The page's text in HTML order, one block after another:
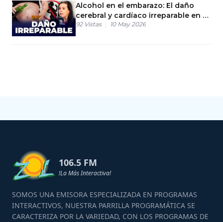
Alcohol en el embarazo: El daño
cerebral y cardíaco irreparable en el
bebé
92 Vistas 10 May 2026
106.5 FM
!La Más Interactiva!
SOMOS UNA EMISORA ESPECIALIZADA EN PROGRAMAS
INTERACTIVOS, NUESTRA PARRILLA PROGRAMÁTICA SE
CARACTERIZA POR LA VARIEDAD, CON LOS PROGRAMAS DE